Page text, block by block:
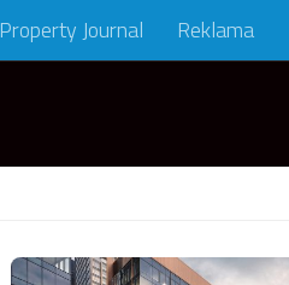
Property Journal Reklama